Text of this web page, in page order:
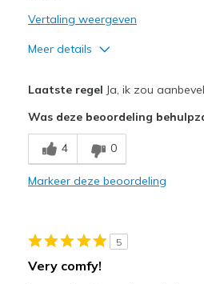
Vertaling weergeven
Meer details
Beste toepassingen
Casual Wear
Laatste regel Ja, ik zou
Was deze beoordeling
4 0
Markeer deze beoordeling
5
Very comfy!